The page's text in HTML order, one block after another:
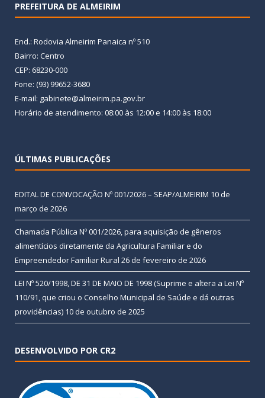
PREFEITURA DE ALMEIRIM
End.: Rodovia Almeirim Panaica nº 510
Bairro: Centro
CEP: 68230-000
Fone: (93) 99652-3680
E-mail: gabinete@almeirim.pa.gov.br
Horário de atendimento: 08:00 às 12:00 e 14:00 às 18:00
ÚLTIMAS PUBLICAÇÕES
EDITAL DE CONVOCAÇÃO Nº 001/2026 – SEAP/ALMEIRIM 10 de
março de 2026
Chamada Pública Nº 001/2026, para aquisição de gêneros
alimentícios diretamente da Agricultura Familiar e do
Empreendedor Familiar Rural 26 de fevereiro de 2026
LEI Nº 520/1998, DE 31 DE MAIO DE 1998 (Suprime e altera a Lei Nº
110/91, que criou o Conselho Municipal de Saúde e dá outras
providências) 10 de outubro de 2025
DESENVOLVIDO POR CR2